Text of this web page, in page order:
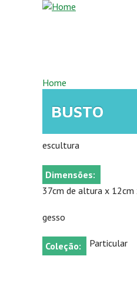
Overslaan en naar de inhoud gaan
U BENT
Home
BUSTO
escultura
Dimensões:
37cm de altura x 12cm
gesso
Coleção: Particular